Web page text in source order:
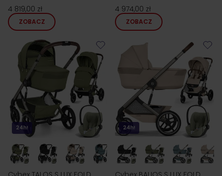
4 819,00 zł
ZOBACZ
4 974,00 zł
ZOBACZ
24h! 24h!